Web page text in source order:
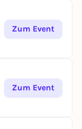
Zum Event
Zum Event